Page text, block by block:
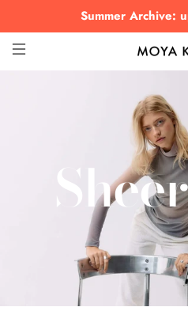
Summer Archive: